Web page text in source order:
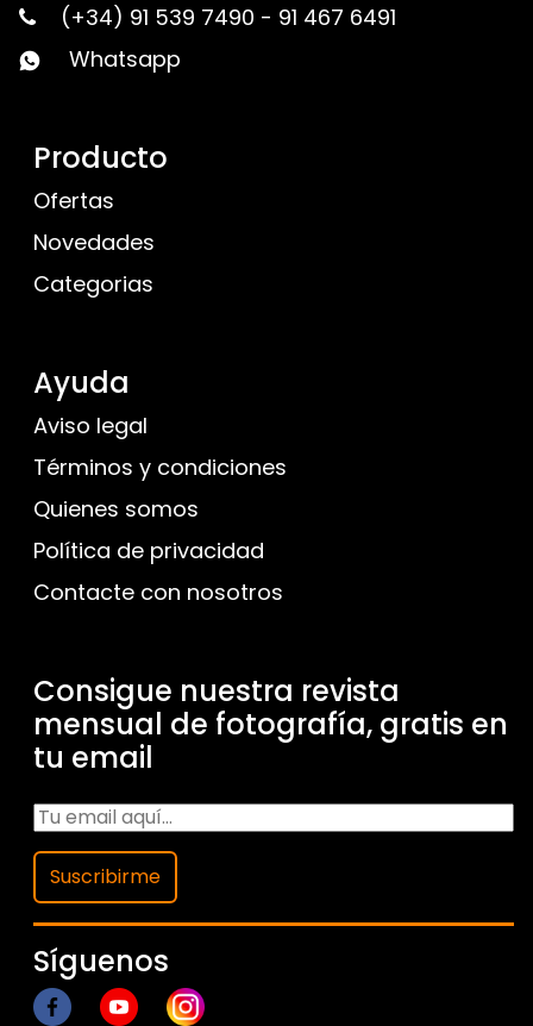
(+34) 91 539 7490 - 91 467 6491
Whatsapp
Producto
Ofertas
Novedades
Categorias
Ayuda
Aviso legal
Términos y condiciones
Quienes somos
Política de privacidad
Contacte con nosotros
Consigue nuestra revista
mensual de fotografía, gratis en
tu email
Suscribirme
Síguenos